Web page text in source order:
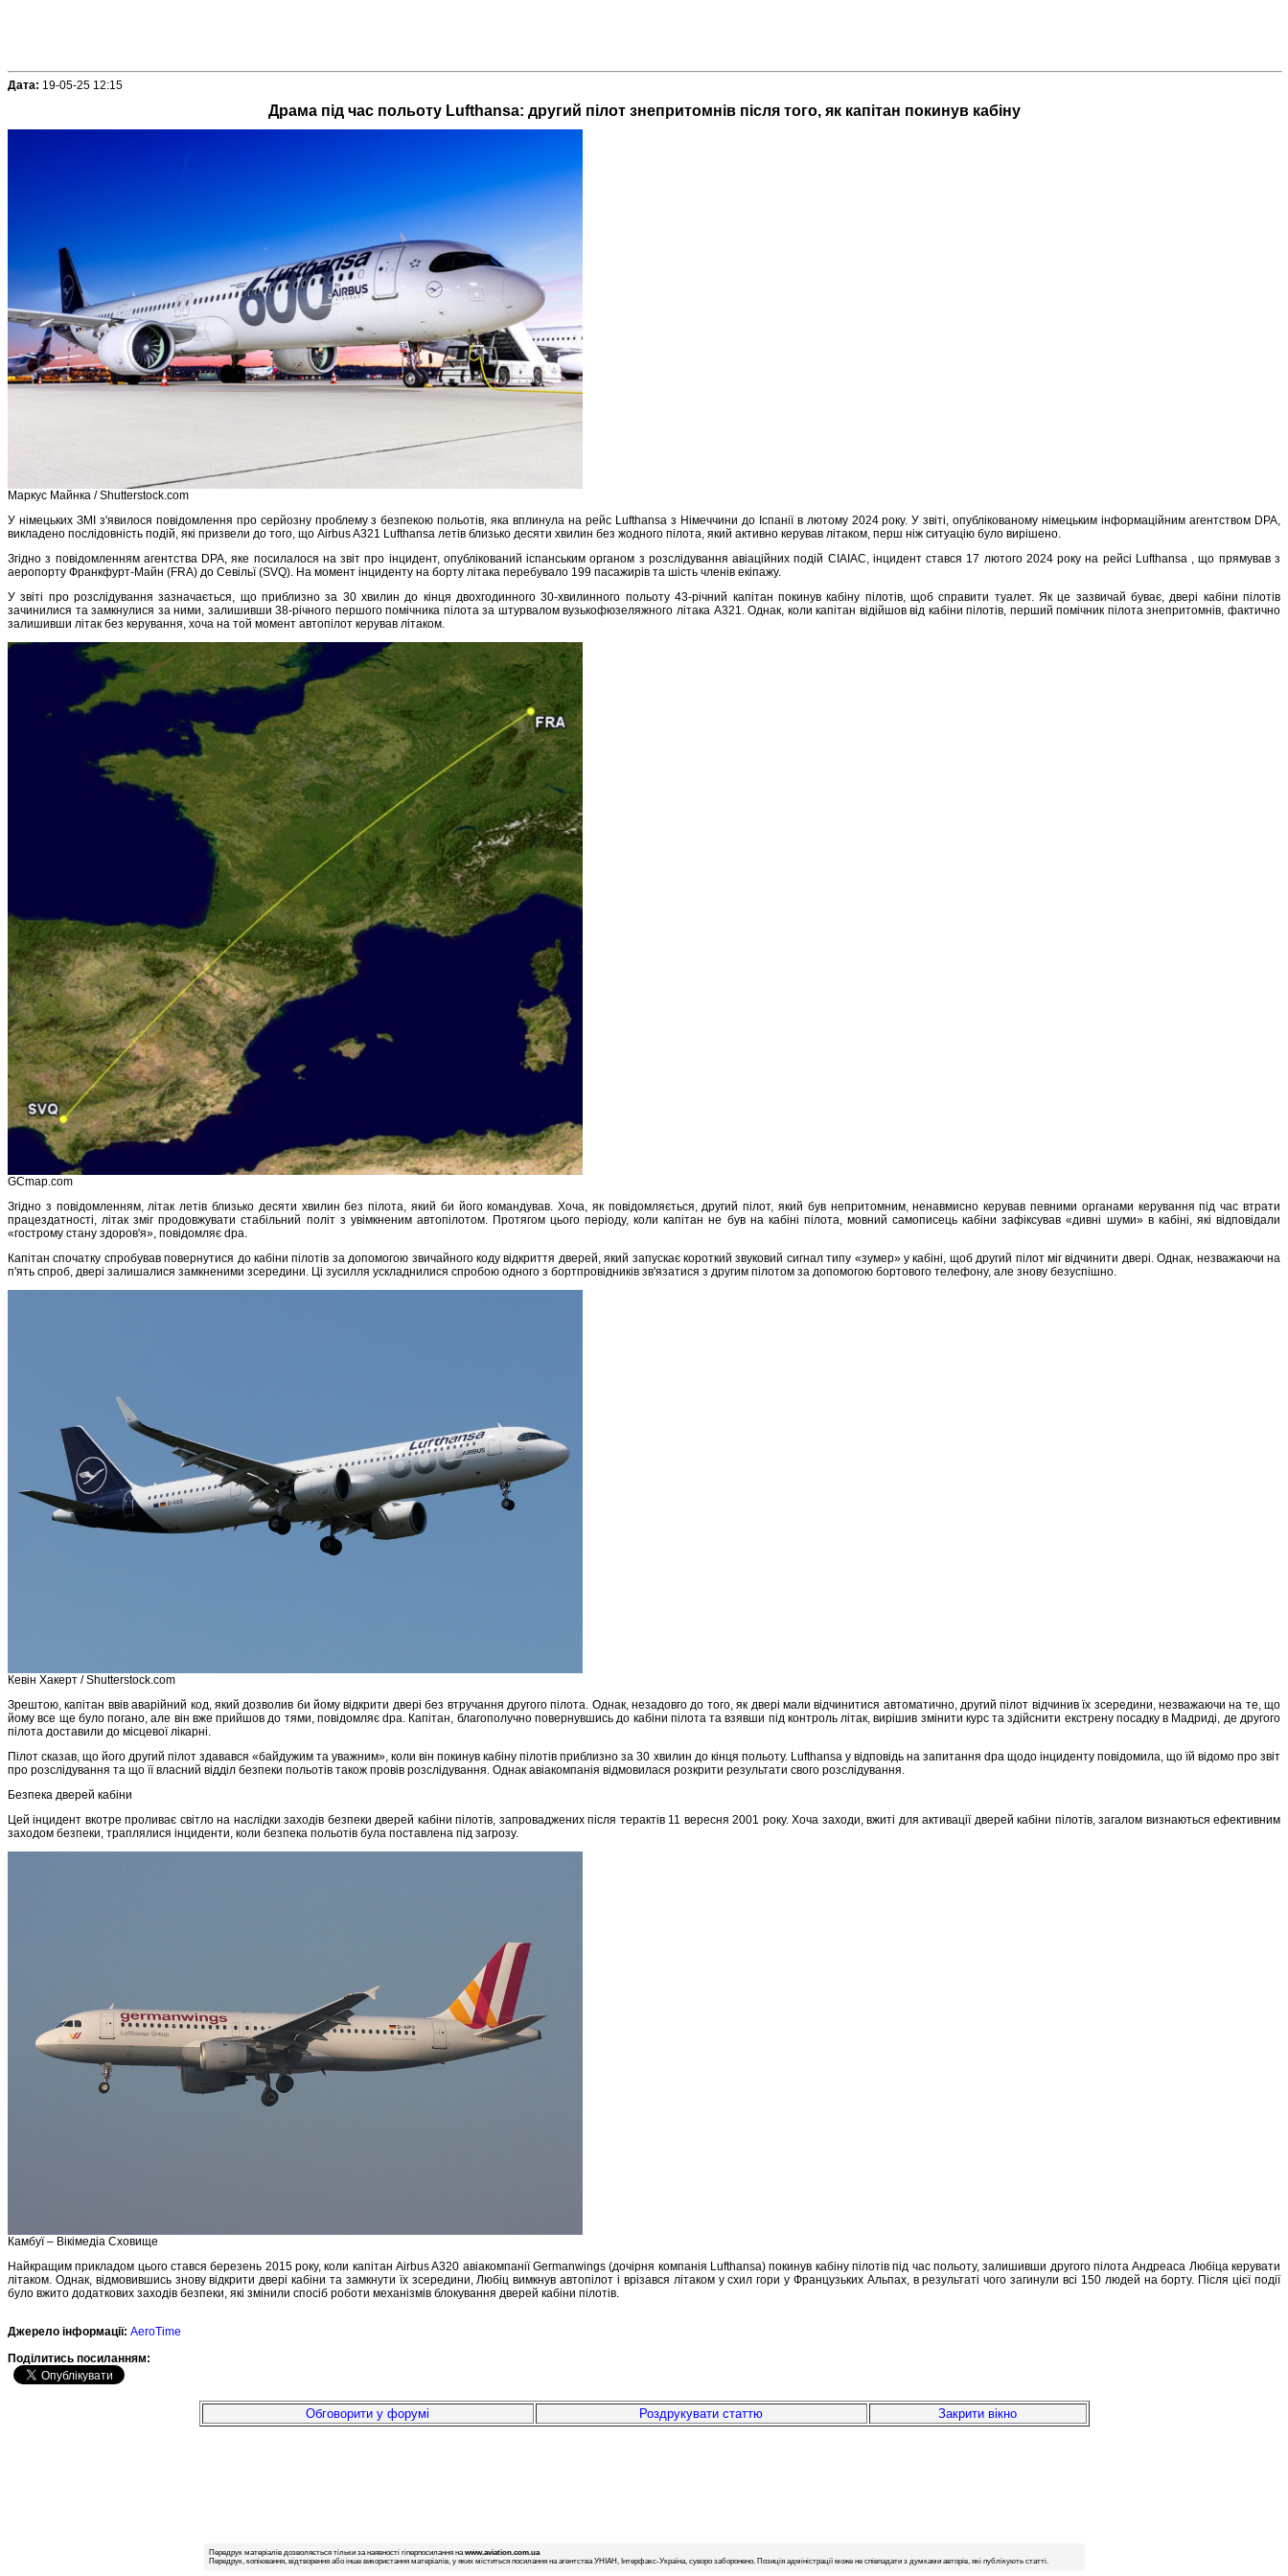
Дата: 19-05-25 12:15
Драма під час польоту Lufthansa: другий пілот знепритомнів після того, як капітан покинув кабіну
Маркус Майнка / Shutterstock.com
У німецьких ЗМІ з'явилося повідомлення про серйозну проблему з безпекою польотів, яка вплинула на рейс Lufthansa з Німеччини до Іспанії в лютому 2024 року. У звіті, опублікованому німецьким інформаційним агентством DPA,
викладено послідовність подій, які призвели до того, що Airbus A321 Lufthansa летів близько десяти хвилин без жодного пілота, який активно керував літаком, перш ніж ситуацію було вирішено.
Згідно з повідомленням агентства DPA, яке посилалося на звіт про інцидент, опублікований іспанським органом з розслідування авіаційних подій CIAIAC, інцидент стався 17 лютого 2024 року на рейсі Lufthansa , що прямував з
аеропорту Франкфурт-Майн (FRA) до Севільї (SVQ). На момент інциденту на борту літака перебувало 199 пасажирів та шість членів екіпажу.
У звіті про розслідування зазначається, що приблизно за 30 хвилин до кінця двохгодинного 30-хвилинного польоту 43-річний капітан покинув кабіну пілотів, щоб справити туалет. Як це зазвичай буває, двері кабіни пілотів
зачинилися та замкнулися за ними, залишивши 38-річного першого помічника пілота за штурвалом вузькофюзеляжного літака A321. Однак, коли капітан відійшов від кабіни пілотів, перший помічник пілота знепритомнів, фактично
залишивши літак без керування, хоча на той момент автопілот керував літаком.
GCmap.com
Згідно з повідомленням, літак летів близько десяти хвилин без пілота, який би його командував. Хоча, як повідомляється, другий пілот, який був непритомним, ненавмисно керував певними органами керування під час втрати
працездатності, літак зміг продовжувати стабільний політ з увімкненим автопілотом. Протягом цього періоду, коли капітан не був на кабіні пілота, мовний самописець кабіни зафіксував «дивні шуми» в кабіні, які відповідали
«гострому стану здоров'я», повідомляє dpa.
Капітан спочатку спробував повернутися до кабіни пілотів за допомогою звичайного коду відкриття дверей, який запускає короткий звуковий сигнал типу «зумер» у кабіні, щоб другий пілот міг відчинити двері. Однак, незважаючи на
п'ять спроб, двері залишалися замкненими зсередини. Ці зусилля ускладнилися спробою одного з бортпровідників зв'язатися з другим пілотом за допомогою бортового телефону, але знову безуспішно.
Кевін Хакерт / Shutterstock.com
Зрештою, капітан ввів аварійний код, який дозволив би йому відкрити двері без втручання другого пілота. Однак, незадовго до того, як двері мали відчинитися автоматично, другий пілот відчинив їх зсередини, незважаючи на те, що
йому все ще було погано, але він вже прийшов до тями, повідомляє dpa. Капітан, благополучно повернувшись до кабіни пілота та взявши під контроль літак, вирішив змінити курс та здійснити екстрену посадку в Мадриді, де другого
пілота доставили до місцевої лікарні.
Пілот сказав, що його другий пілот здавався «байдужим та уважним», коли він покинув кабіну пілотів приблизно за 30 хвилин до кінця польоту. Lufthansa у відповідь на запитання dpa щодо інциденту повідомила, що їй відомо про звіт
про розслідування та що її власний відділ безпеки польотів також провів розслідування. Однак авіакомпанія відмовилася розкрити результати свого розслідування.
Безпека дверей кабіни
Цей інцидент вкотре проливає світло на наслідки заходів безпеки дверей кабіни пілотів, запроваджених після терактів 11 вересня 2001 року. Хоча заходи, вжиті для активації дверей кабіни пілотів, загалом визнаються ефективним
заходом безпеки, траплялися інциденти, коли безпека польотів була поставлена ​​під загрозу.
Камбуї – Вікімедіа Сховище
Найкращим прикладом цього стався березень 2015 року, коли капітан Airbus A320 авіакомпанії Germanwings (дочірня компанія Lufthansa) покинув кабіну пілотів під час польоту, залишивши другого пілота Андреаса Любіца керувати
літаком. Однак, відмовившись знову відкрити двері кабіни та замкнути їх зсередини, Любіц вимкнув автопілот і врізався літаком у схил гори у Французьких Альпах, в результаті чого загинули всі 150 людей на борту. Після цієї події
було вжито додаткових заходів безпеки, які змінили спосіб роботи механізмів блокування дверей кабіни пілотів.
Джерело інформації: AeroTime
Подiлитись посиланням:
Обговорити у форумі Роздрукувати статтю Закрити вікно
Передрук матеріалів дозволяється тільки за наявності гіперпосилання наwww.aviation.com.ua
Передрук, копіювання, відтворення або інше використання матеріалів, у яких міститься посилання на агентства УНІАН, Інтерфакс-Україна, суворо заборонено. Позиція адміністрації може не співпадати з думками авторів, які публікують статті.